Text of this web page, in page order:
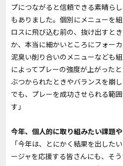
プにつながると信頼できる素晴ら
もありました。個別にメニューを
ロスに飛び込む前の、抜け出すと
か、本当に細かいところにフォー
泥臭い削り合いのメニューなども
によってプレーの強度が上がった
ぶつかられたときやバランスを崩
でも、プレーを成功させられる範
す」
――今年、個人的に取り組みたい課題
「今年は、とにかく結果を出した
ージャを応援する皆さんにも、そ